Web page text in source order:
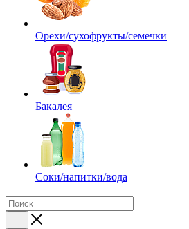
Орехи/сухофрукты/семечки
Бакалея
Соки/напитки/вода